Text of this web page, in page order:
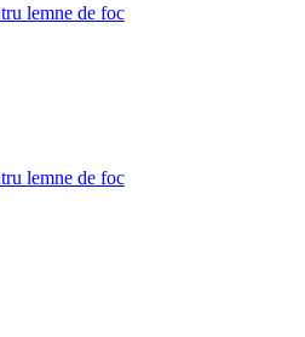
lemne de foc
lemne de foc